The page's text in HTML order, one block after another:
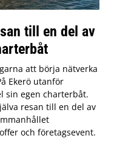
till en del av
att börja nätverka
Ekerö utanför
sin egen charterbåt.
resan till en del av
och företagsevent.